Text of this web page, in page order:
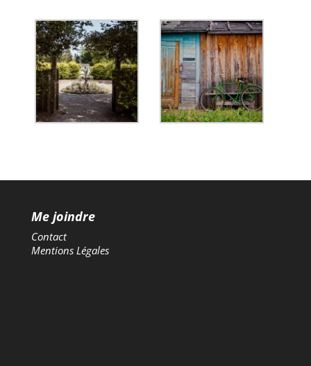
Me joindre
Contact
Mentions Légales